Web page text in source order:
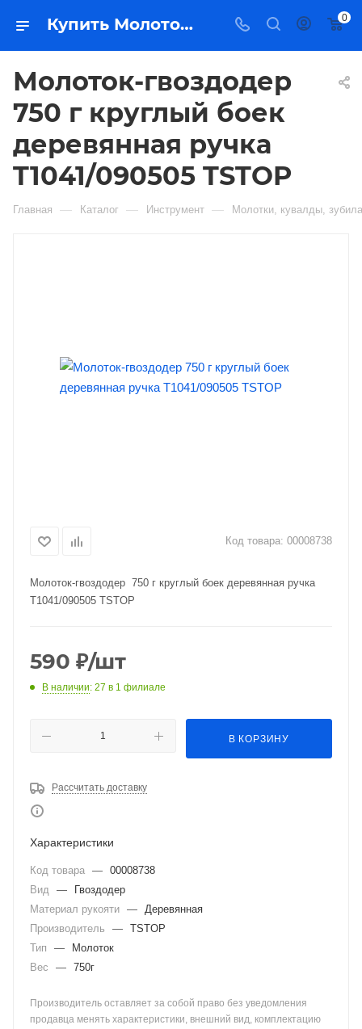
Купить Молоток-гвоздодер 750 г круглый боек деревянная ручка T1041/090505 TSTOP в Якутске — цена, характеристики, подбор | Востоктехторг 0
Молоток-гвоздодер
750 г круглый боек
деревянная ручка
T1041/090505 TSTOP
Главная — Каталог — Инструмент — Молотки, кувалды, зубила
Код товара: 00008738
Молоток-гвоздодер 750 г круглый боек деревянная ручка
T1041/090505 TSTOP
590 ₽/шт
В наличии: 27 в 1 филиале
В КОРЗИНУ
Рассчитать доставку
Характеристики
Код товара — 00008738
Вид —
Гвоздодер
Материал рукояти — Деревянная
Производитель
— TSTOP
Тип
—
Молоток
Вес
— 750г
Производитель оставляет за собой право без уведомления
продавца менять характеристики, внешний вид, комплектацию